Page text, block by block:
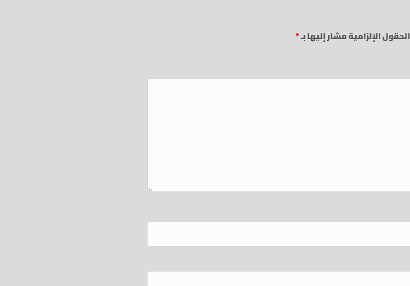
الحقول الإلزامية مشار إليها بـ*